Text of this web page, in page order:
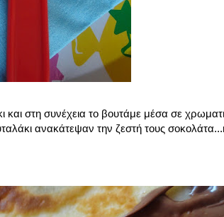
και στη συνέχεια το βουτάμε μέσα σε
ανακάτεψαν την ζεστή τους